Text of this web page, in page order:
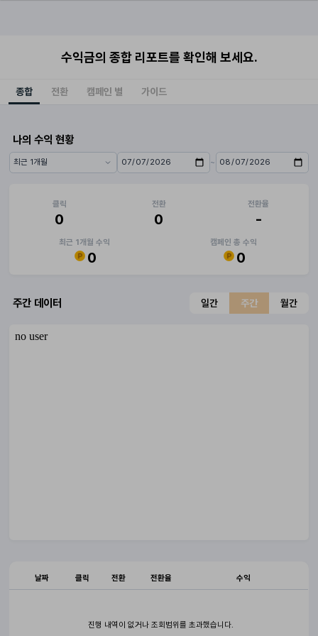
수익금의 종합 리포트를 확인해 보세요.
종합 전환 캠페인 별 가이드
나의 수익 현황
기간 프리셋 시작일 ~
종료일
클릭
0
전환
0
전환율
-
최근 1개월 수익
0
캠페인 총 수익
0
주간 데이터 일간 주간 월간
날짜 클릭 전환 전환율 수익
진행 내역이 없거나 조회범위를 초과했습니다.